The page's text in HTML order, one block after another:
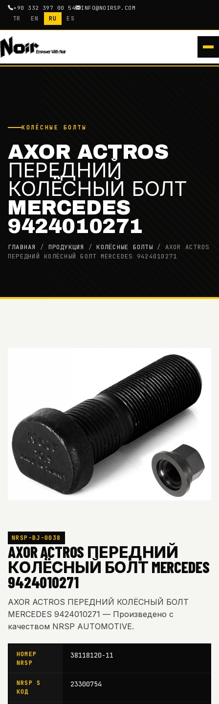
+90 332 397 00 54 INFO@NOIRSP.COM
TR EN RU ES
КОЛЁСНЫЕ БОЛТЫ
AXOR ACTROS
ПЕРЕДНИЙ
КОЛЁСНЫЙ БОЛТ
MERCEDES
9424010271
ГЛАВНАЯ / ПРОДУКЦИЯ /КОЛЁСНЫЕ БОЛТЫ / AXOR ACTROS
ПЕРЕДНИЙ КОЛЁСНЫЙ БОЛТ MERCEDES 9424010271
NRSP-BJ-0038
AXOR ACTROS ПЕРЕДНИЙ
КОЛЁСНЫЙ БОЛТ MERCEDES
9424010271
AXOR ACTROS ПЕРЕДНИЙ КОЛЁСНЫЙ БОЛТ
MERCEDES 9424010271 — Произведено с
качеством NRSP AUTOMOTIVE.
НОМЕР
NRSP
38118120-11
NRSP S
КОД
23300754